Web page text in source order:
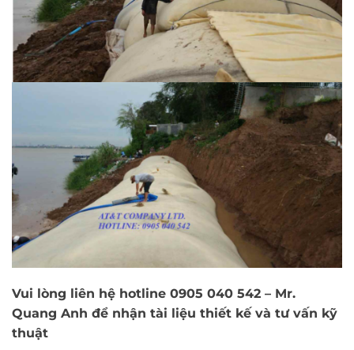
Vui lòng liên hệ hotline 0905 040 542 – Mr.
Quang Anh để nhận tài liệu thiết kế và tư vấn kỹ
thuật